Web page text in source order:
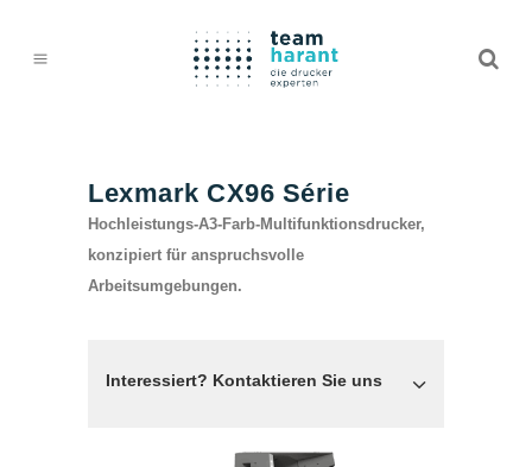
Lexmark CX96 Série
Hochleistungs-A3-Farb-Multifunktionsdrucker,
konzipiert für anspruchsvolle
Arbeitsumgebungen.
Interessiert? Kontaktieren Sie uns